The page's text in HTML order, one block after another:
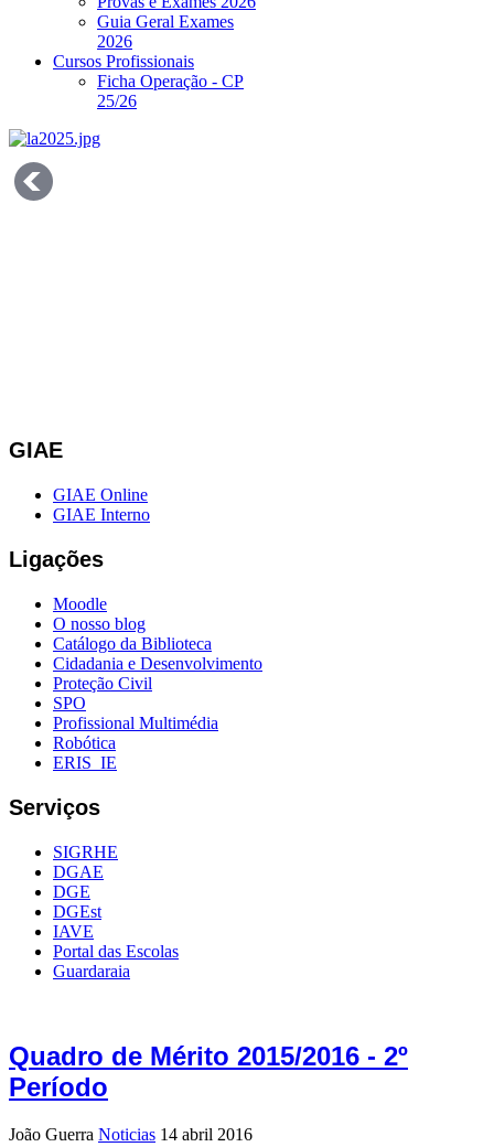
Guia Geral Exames
2026
Cursos Profissionais
Ficha Operação - CP
25/26
GIAE
GIAE Online
GIAE Interno
Ligações
Moodle
O nosso blog
Catálogo da Biblioteca
Cidadania e Desenvolvimento
Proteção Civil
SPO
Profissional Multimédia
Robótica
ERIS_IE
Serviços
SIGRHE
DGAE
DGE
DGEst
IAVE
Portal das Escolas
Guardaraia
Quadro de Mérito 2015/2016 - 2º
Período
João Guerra Noticias 14 abril 2016